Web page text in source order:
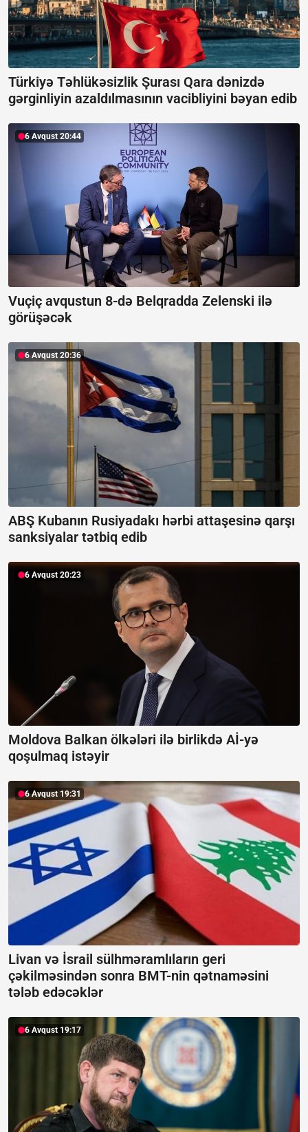
Türkiyə Təhlükəsizlik Şurası Qara dənizdə
gərginliyin azaldılmasının vacibliyini bəyan edib
6 Avqust 20:44
Vuçiç avqustun 8-də Belqradda Zelenski ilə
görüşəcək
6 Avqust 20:36
ABŞ Kubanın Rusiyadakı hərbi attaşesinə qarşı
sanksiyalar tətbiq edib
6 Avqust 20:23
Moldova Balkan ölkələri ilə birlikdə Aİ-yə
qoşulmaq istəyir
6 Avqust 19:31
Livan və İsrail sülhməramlıların geri
çəkilməsindən sonra BMT-nin qətnaməsini
tələb edəcəklər
6 Avqust 19:17